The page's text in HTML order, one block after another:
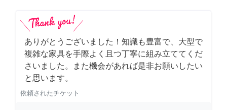
ありがとうございました！知識も豊富で、大型で
複雑な家具を手際よく且つ丁寧に組み立ててくだ
さいました。また機会があれば是非お願いしたい
と思います。
依頼されたチケット